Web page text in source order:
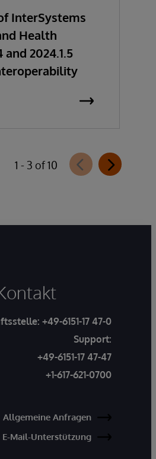
InterSystems
Health
and 2024.1.5
1 - 3 of 10
+49-6151-17 47-0
Support:
+49-6151-17 47-47
+1-617-621-0700
Allgemeine Anfragen
E-Mail-Unterstützung